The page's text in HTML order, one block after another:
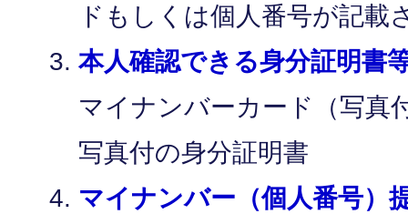
ドもしくは個人番号が記載
本人確認できる身分証明書
マイナンバーカード（写真
写真付の身分証明書
マイナンバー（個人番号